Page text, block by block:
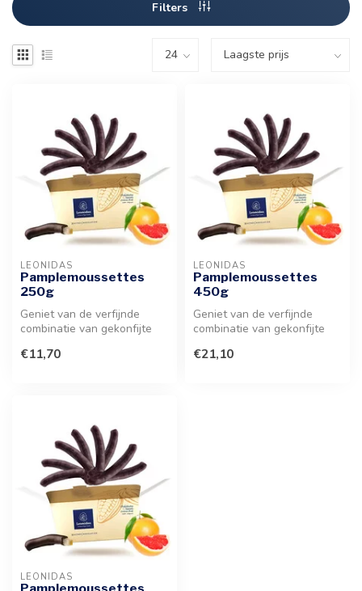
Filters
LEONIDAS
Pamplemoussettes
250g
Geniet van de verfijnde
combinatie van gekonfijte
jasje v...
€11,70
LEONIDAS
Pamplemoussettes
450g
Geniet van de verfijnde
combinatie van gekonfijte
met een...
€21,10
LEONIDAS